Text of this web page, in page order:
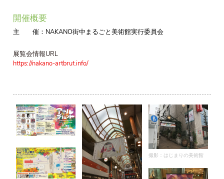
開催概要
主 催：NAKANO街中まるごと美術館実行委員会
展覧会情報URL
https://nakano-artbrut.info/
撮影：はじまりの美術館